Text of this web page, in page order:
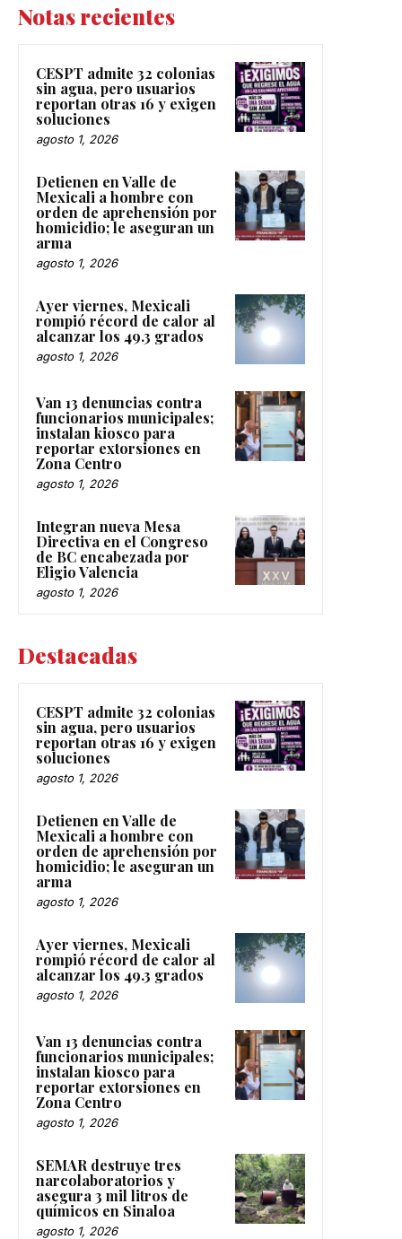
Notas recientes
CESPT admite 32 colonias
sin agua, pero usuarios
reportan otras 16 y exigen
soluciones
agosto 1, 2026
Detienen en Valle de
Mexicali a hombre con
orden de aprehensión por
homicidio; le aseguran un
arma
agosto 1, 2026
Ayer viernes, Mexicali
rompió récord de calor al
alcanzar los 49.3 grados
agosto 1, 2026
Van 13 denuncias contra
funcionarios municipales;
instalan kiosco para
reportar extorsiones en
Zona Centro
agosto 1, 2026
Integran nueva Mesa
Directiva en el Congreso
de BC encabezada por
Eligio Valencia
agosto 1, 2026
Destacadas
CESPT admite 32 colonias
sin agua, pero usuarios
reportan otras 16 y exigen
soluciones
agosto 1, 2026
Detienen en Valle de
Mexicali a hombre con
orden de aprehensión por
homicidio; le aseguran un
arma
agosto 1, 2026
Ayer viernes, Mexicali
rompió récord de calor al
alcanzar los 49.3 grados
agosto 1, 2026
Van 13 denuncias contra
funcionarios municipales;
instalan kiosco para
reportar extorsiones en
Zona Centro
agosto 1, 2026
SEMAR destruye tres
narcolaboratorios y
asegura 3 mil litros de
químicos en Sinaloa
agosto 1, 2026